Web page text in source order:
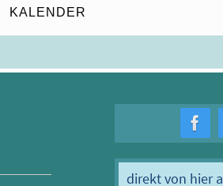
KALENDER
direkt von hier